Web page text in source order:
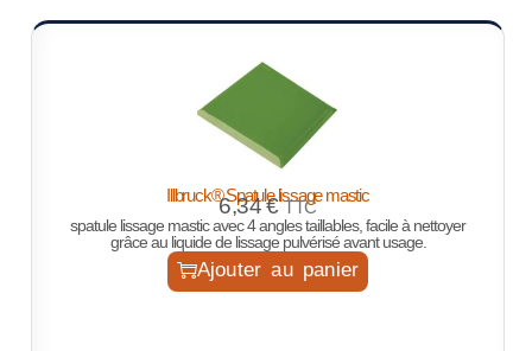
Illbruck® Spatule lissage mastic
6,34€ TTC
spatule lissage mastic avec 4 angles taillables, facile à nettoyer
grâce au liquide de lissage pulvérisé avant usage.
Ajouter au panier